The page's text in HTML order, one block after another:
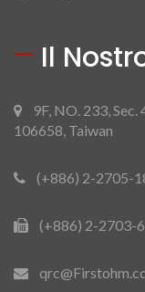
Il
9F, NO. 233,
106658, Taiwan
(+886) 2-2705-
(+886) 2-2703-